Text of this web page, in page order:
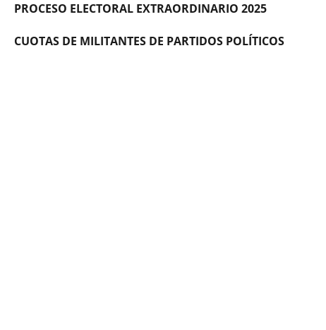
PROCESO ELECTORAL EXTRAORDINARIO 2025
CUOTAS DE MILITANTES DE PARTIDOS POLÍTICOS